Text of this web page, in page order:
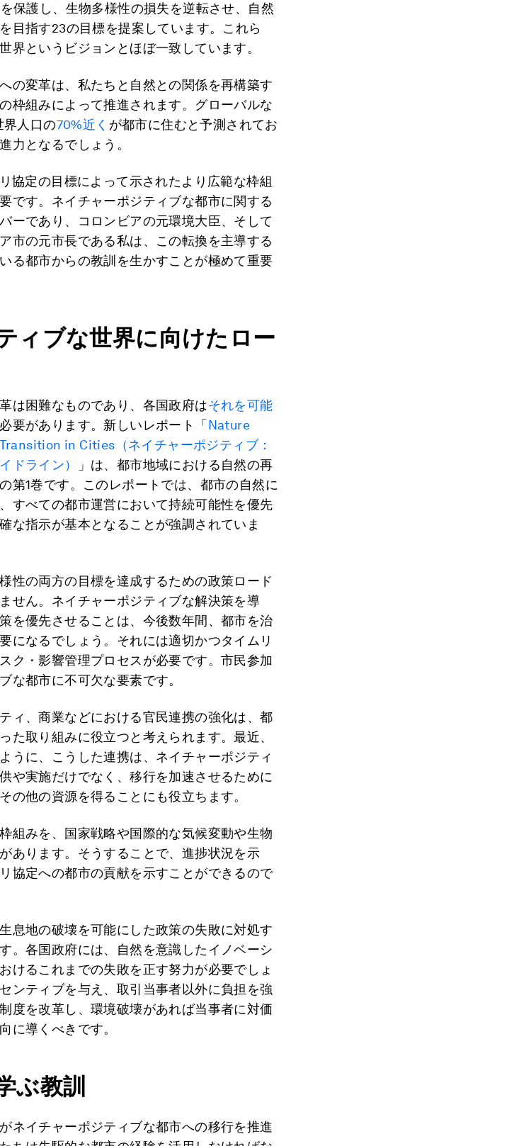
保護し、生物多様性の損失を逆転させ、自然
目指す23の目標を提案しています。これら
界というビジョンとほぼ一致しています。
の変革は、私たちと自然との関係を再構築す
枠組みによって推進されます。グローバルな
人口の70%近く が都市に住むと予測されてお
力となるでしょう。
協定の目標によって示されたより広範な枠組
です。ネイチャーポジティブな都市に関する
ーであり、コロンビアの元環境大臣、そして
市の元市長である私は、この転換を主導する
る都市からの教訓を生かすことが極めて重要
ィブな世界に向けたロー
は困難なものであり、各国政府はそれを可能
要があります。新しいレポート「 Nature
in Cities（ネイチャーポジティブ：
ドライン）
」は、都市地域における自然の再
第1巻です。このレポートでは、都市の自然に
すべての都市運営において持続可能性を優先
な指示が基本となることが強調されていま
性の両方の目標を達成するための政策ロード
せん。ネイチャーポジティブな解決策を導
を優先させることは、今後数年間、都市を治
になるでしょう。それには適切かつタイムリ
ク・影響管理プロセスが必要です。市民参加
な都市に不可欠な要素です。
ィ、商業などにおける官民連携の強化は、都
た取り組みに役立つと考えられます。最近、
ように、こうした連携は、ネイチャーポジティ
や実施だけでなく、移行を加速させるために
の他の資源を得ることにも役立ちます。
組みを、国家戦略や国際的な気候変動や生物
あります。そうすることで、進捗状況を示
協定への都市の貢献を示すことができるので
息地の破壊を可能にした政策の失敗に対処す
。各国政府には、自然を意識したイノベーシ
けるこれまでの失敗を正す努力が必要でしょ
ンティブを与え、取引当事者以外に負担を強
度を改革し、環境破壊があれば当事者に対価
に導くべきです。
ぶ教訓
ネイチャーポジティブな都市への移行を推進